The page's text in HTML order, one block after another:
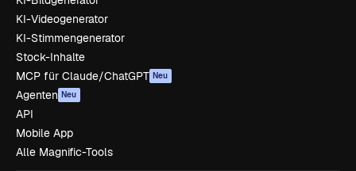
KI-Videogenerator
KI-Stimmengenerator
Stock-Inhalte
MCP für Claude/ChatGPT Neu
Agenten Neu
API
Mobile App
Alle Magnific-Tools